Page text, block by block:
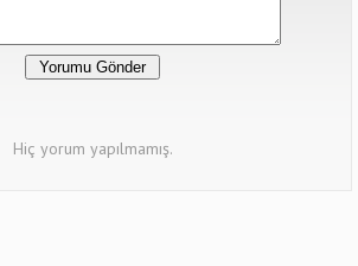
Hiç yorum yapılmamış.